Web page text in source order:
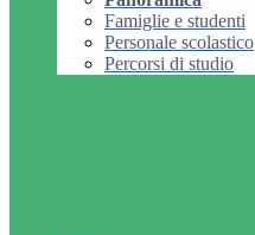
Famiglie e studenti
Personale scolastico
Percorsi di studio